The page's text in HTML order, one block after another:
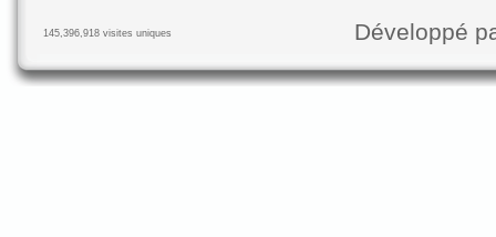
145,396,918 visites uniques Développé